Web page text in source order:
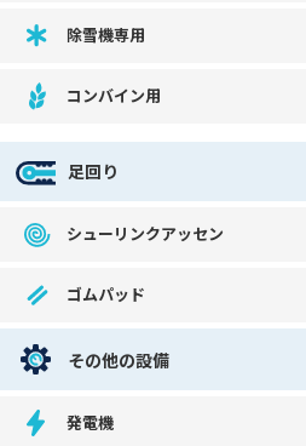
除雪機専用
コンバイン用
足回り
シューリンクアッセン
ゴムパッド
その他の設備
発電機